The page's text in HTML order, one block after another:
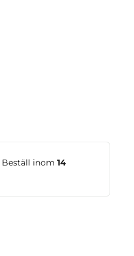
Beställ inom 14